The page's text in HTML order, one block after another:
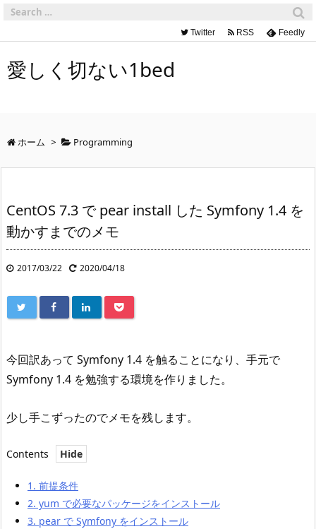
Twitter RSS Feedly
愛しく切ない1bed
ホーム > Programming
CentOS 7.3 で pear install した Symfony 1.4 を
動かすまでのメモ
2017/03/22 2020/04/18
今回訳あって Symfony 1.4 を触ることになり、手元で
Symfony 1.4 を勉強する環境を作りました。
少し手こずったのでメモを残します。
Contents
1. 前提条件
2. yum で必要なパッケージをインストール
3. pear で Symfony をインストール